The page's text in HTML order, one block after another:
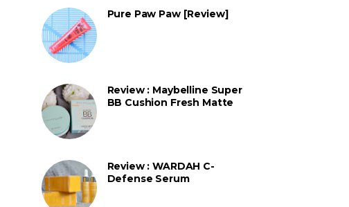
Pure Paw Paw [Review]
Review : Maybelline Super
BB Cushion Fresh Matte
Review : WARDAH C-
Defense Serum